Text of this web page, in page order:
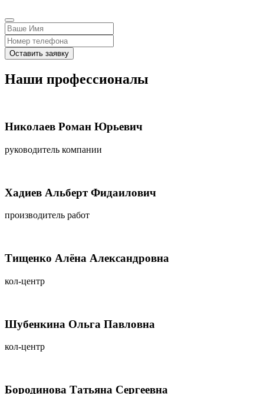
Оставить заявку
Наши профессионалы
Николаев Роман Юрьевич
руководитель компании
Хадиев Альберт Фидаилович
производитель работ
Тищенко Алёна Александровна
кол-центр
Шубенкина Ольга Павловна
кол-центр
Бородинова Татьяна Сергеевна